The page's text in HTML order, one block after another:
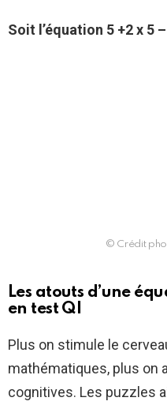
Soit l’équation 5 +2 x 5 –
© Crédit
Les atouts d’une
en test QI
Plus on stimule le
mathématiques, plus on
cognitives. Les puzzles